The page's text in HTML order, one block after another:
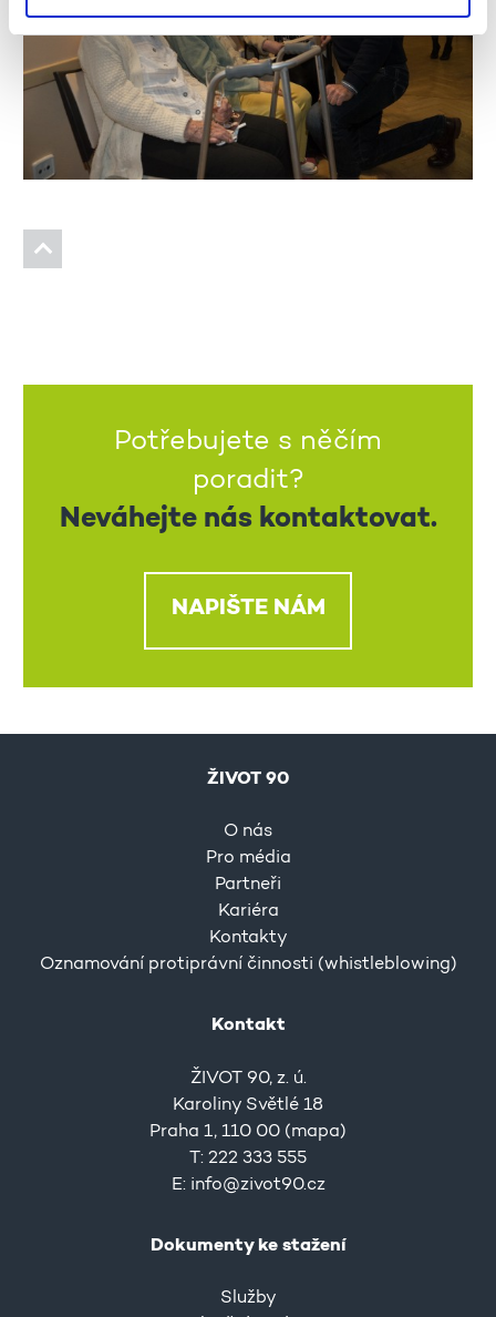
Potřebujete s něčím
poradit?
Neváhejte nás kontaktovat.
NAPIŠTE NÁM
ŽIVOT 90
O nás
Pro média
Partneři
Kariéra
Kontakty
Oznamování protiprávní činnosti (whistleblowing)
Kontakt
ŽIVOT 90, z. ú.
Karoliny Světlé 18
Praha 1, 110 00 (mapa)
T: 222 333 555
E: info@zivot90.cz
Dokumenty ke stažení
Služby